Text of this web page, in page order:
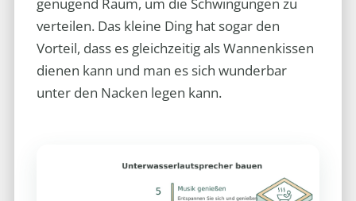
verteilen. Das kleine Ding hat sogar den
Vorteil, dass es gleichzeitig als Wannenkissen
dienen kann und man es sich wunderbar
unter den Nacken legen kann.